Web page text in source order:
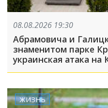
08.08.2026 19:30
Абрамовича и
знаменитом парке
украинская атака
ЖИЗНЬ